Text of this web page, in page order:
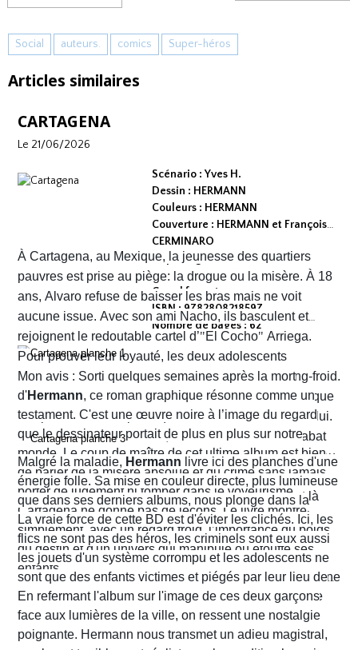
Social auteurs. comics Super-héros
Articles similaires
CARTAGENA
Le 21/06/2026
Scénario : Yves H.
Dessin : HERMANN
Couleurs : HERMANN
Couverture : HERMANN et François
CERMINARO
Dépot légal : avril 2026
Editeur :
Grand format
ISBN : 9782808218597
Nombre de pages : 62
À Cartagena, au Mexique, la jeunesse des quartiers
pauvres est prise au piège: la drogue ou la misère. À 18
ans, Alvaro refuse de baisser les bras mais ne voit
aucune issue. Avec son ami Nacho, ils basculent et
rejoignent le redoutable cartel d’"El Cocho" Arriega.
Pour prouver leur loyauté, les deux adolescents
reçoivent l'ordre d'exécuter des prisonniers de sang-froid.
Alvaro hésite, tremble mais en proie à une peur panique
finit par obéir. Cela provoque aussitôt un déclic chez lui.
Dans un sursaut de survie, il retourne son arme et abat
l’un des chefs du gang local qui n’est autre que le neveu
d’Arriega. Devenus des hommes à abattre, Alvaro et
Nacho s'enfuient vers la frontière américaine. C’est là
qu’ils vont croiser, Félix Garzon, un flic quadragénaire
fatigué qui les regarde courir…
Mon avis : Sorti quelques semaines après la mort
d'Hermann, ce roman graphique résonne comme un
testament. C'est une œuvre noire à l’image du regard
que le dessinateur portait de plus en plus sur notre
monde. Le coup de maître de cet ultime album est bien
de parler de la misère absolue et du crime sans jamais
porter de jugement ni tomber dans le voyeurisme.
Cartagena ne donne pas de leçons. Le livre montre
simplement, avec un regard froid, l’importance du poids
du destin et d'un univers qui manipule ou étouffe ses
enfants.
Malgré la maladie, Hermann livre ici des planches d'une
énergie folle. Sa mise en couleur directe, plus lumineuse
que dans ses derniers albums, nous plonge dans la
poussière et la sueur comme lui seul savait les
transmettre. On y retrouve ses fameux visages fatigués
aux mâchoires carrées portant en eux toute la détresse
ou la noirceur du monde. Le scénario d' Yves H. est d'une
fluidité exemplaire. On est emporté dans une aventure
mêlant road trip étouffant, récit existentiel et course
contre la montre où chaque case souligne l'urgence de
La vraie force de cette BD est d'éviter les clichés. Ici, les
flics ne sont pas des héros, les criminels sont eux aussi
les jouets d'un système corrompu et les adolescents ne
sont que des enfants victimes et piégés par leur lieu de
naissance.
En refermant l'album sur l'image de ces deux garçons
face aux lumières de la ville, on ressent une nostalgie
poignante. Hermann nous transmet un adieu magistral,